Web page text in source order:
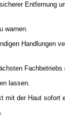
Entfernung
warnen.
Handlungen
Fachbetriebs
lassen.
mit der Haut sofort